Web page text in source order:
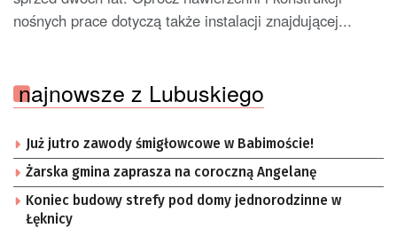
nośnych prace dotyczą także instalacji znajdującej...
najnowsze z Lubuskiego
Już jutro zawody śmigłowcowe w Babimoście!
Żarska gmina zaprasza na coroczną Angelanę
Koniec budowy strefy pod domy jednorodzinne w
Łęknicy